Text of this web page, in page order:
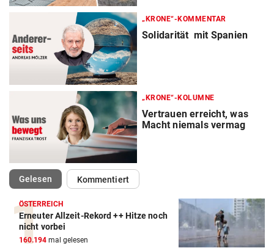
„KRONE“-KOMMENTAR
Solidarität mit Spanien
„KRONE“-KOLUMNE
Vertrauen erreicht, was
Macht niemals vermag
Gelesen(ausgewählt)Kommentiert
ÖSTERREICH
Erneuter Allzeit-Rekord ++ Hitze noch
nicht vorbei
160.194 mal gelesen